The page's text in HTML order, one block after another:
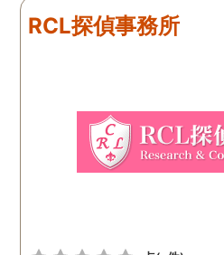
に見積もりをもらったとこ
ろ、それほど財布への負担
複雑ですが感謝していま
RCL探偵事務所